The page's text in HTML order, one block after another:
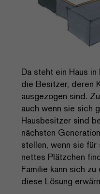
Da steht ein Haus
die Besitzer, deren
ausgezogen sind.
auch wenn sie sich
Hausbesitzer sind
nächsten
stellen, wenn sie
nettes Plätzchen
Familie kann sich
diese Lösung